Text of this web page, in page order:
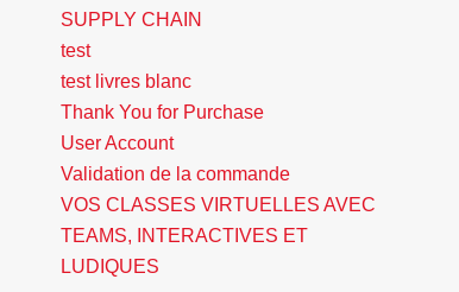
SUPPLY CHAIN
test
test livres blanc
Thank You for Purchase
User Account
Validation de la commande
VOS CLASSES VIRTUELLES AVEC
TEAMS, INTERACTIVES ET
LUDIQUES